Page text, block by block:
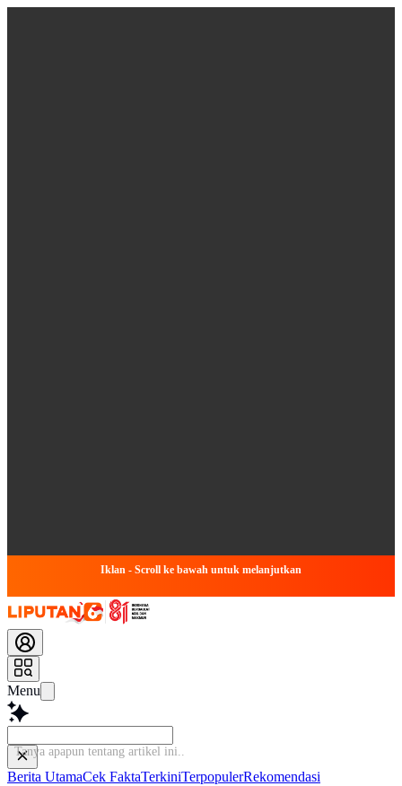
Iklan - Scroll ke bawah untuk melanjutkan
Menu
Tanya apapun tentang ar
Berita UtamaCek FaktaTerkiniTerpopulerRekomendasi